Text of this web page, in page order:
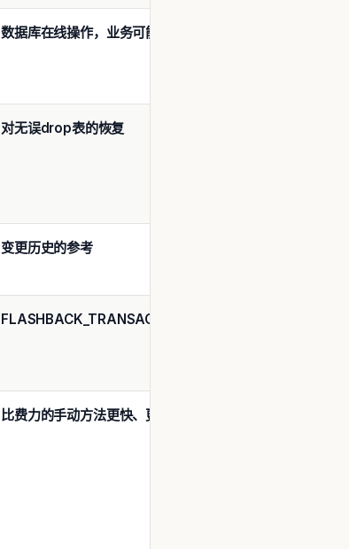
数据库在线操作，业务可能需要暂停。
对无误drop表的恢复
变更历史的参考
FLASHBACK_TRANSACTION_QUERY
比费力的手动方法更快、更容易